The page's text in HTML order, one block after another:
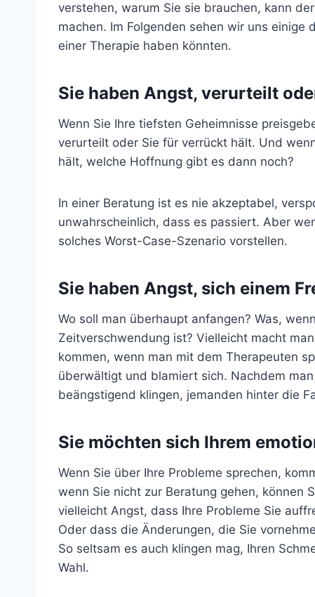
verstehen, warum Sie sie brauchen, kann
machen. Im Folgenden sehen wir uns
einer Therapie haben könnten.
Sie haben Angst, verurteilt
Wenn Sie Ihre tiefsten Geheimnisse
verurteilt oder Sie für verrückt hält. Und
hält, welche Hoffnung gibt es dann noch?
In einer Beratung ist es nie akzeptabel,
unwahrscheinlich, dass es passiert. Aber
solches Worst-Case-Szenario vorstellen.
Sie haben Angst, sich einem
Wo soll man überhaupt anfangen? Was,
Zeitverschwendung ist? Vielleicht macht
kommen, wenn man mit dem Therapeuten
überwältigt und blamiert sich. Nachdem
beängstigend klingen, jemanden hinter die
Sie möchten sich Ihrem
Wenn Sie über Ihre Probleme sprechen,
wenn Sie nicht zur Beratung gehen, können
vielleicht Angst, dass Ihre Probleme Sie
Oder dass die Änderungen, die Sie
So seltsam es auch klingen mag, Ihren
Wahl.